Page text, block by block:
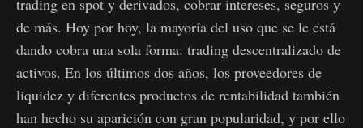
trading en spot y derivados, cobrar intereses, seguros y
de más. Hoy por hoy, la mayoría del uso que se le está
dando cobra una sola forma: trading descentralizado de
activos. En los últimos dos años, los proveedores de
liquidez y diferentes productos de rentabilidad también
han hecho su aparición con gran popularidad, y por ello